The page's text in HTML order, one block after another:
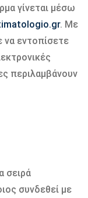
γίνεται μέσω
. Με
να εντοπίσετε
περιλαμβάνουν
σειρά
συνδεθεί με